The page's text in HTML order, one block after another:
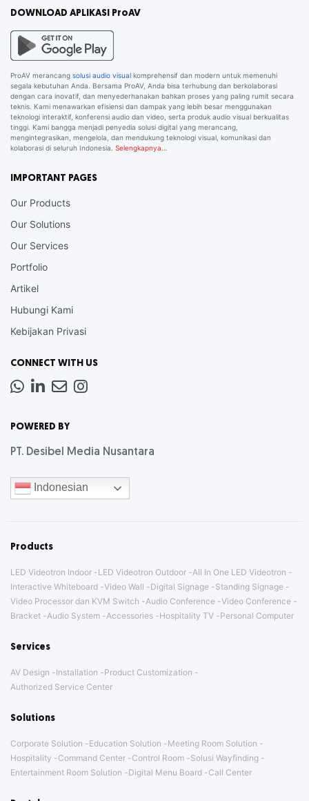
DOWNLOAD APLIKASI ProAV
ProAV merancang solusi audio visual komprehensif dan modern untuk memenuhi
segala kebutuhan Anda. Bersama ProAV, Anda bisa terhubung dan berkolaborasi
dengan cara inovatif, dan menyederhanakan bahkan proses yang paling rumit secara
teknis. Kami menawarkan efisiensi dan dampak yang lebih besar menggunakan
teknologi interaktif, konferensi audio dan video, serta produk audio visual berkualitas
tinggi. Kami bangga menjadi penyedia solusi digital yang merancang,
mengintegrasikan, mengelola, dan mendukung teknologi visual, komunikasi dan
kolaborasi di seluruh Indonesia. Selengkapnya…
IMPORTANT PAGES
Our Products
Our Solutions
Our Services
Portfolio
Artikel
Hubungi Kami
Kebijakan Privasi
CONNECT WITH US
Whatsapp
LinkedIn
NewsInstagram
POWERED BY
PT. Desibel Media Nusantara
Indonesian
Products
LED Videotron Indoor LED Videotron Outdoor All In One LED Videotron
Interactive Whiteboard Video Wall Digital Signage
Standing Signage
Video Processor dan KVM Switch
Audio Conference Video Conference
Bracket Audio System Accessories Hospitality TV Personal Computer
Services
AV Design Installation
Product Customization
Authorized Service Center
Solutions
Corporate Solution Education Solution
Meeting Room Solution
Hospitality
Command Center Control Room
Solusi Wayfinding
Entertainment Room Solution
Digital Menu Board Call Center